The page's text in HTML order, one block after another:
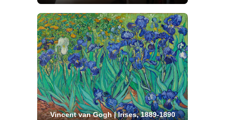
Vincent van Gogh | Irises, 1889-1890